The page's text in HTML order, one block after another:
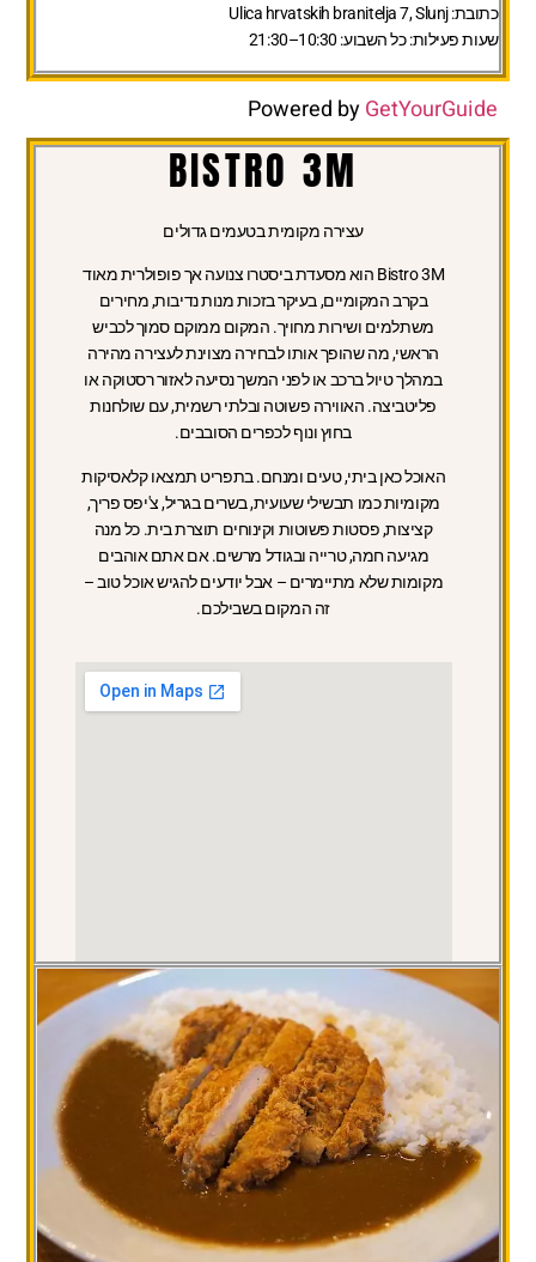
כתובת:Ulica hrvatskih branitelja 7, Slunj
שעות פעילות:כל השבוע: 10:30–21:30
Powered byGetYourGuide
BISTRO 3M
עצירה מקומית בטעמים גדולים
Bistro 3M הוא מסעדת ביסטרו צנועה אך פופולרית מאוד
בקרב המקומיים, בעיקר בזכות מנות נדיבות, מחירים
משתלמים ושירות מחויך. המקום ממוקם סמוך לכביש
הראשי, מה שהופך אותו לבחירה מצוינת לעצירה מהירה
במהלך טיול ברכב או לפני המשך נסיעה לאזור רסטוקה או
פליטביצה. האווירה פשוטה ובלתי רשמית, עם שולחנות
בחוץ ונוף לכפרים הסובבים.
האוכל כאן ביתי, טעים ומנחם. בתפריט תמצאו קלאסיקות
מקומיות כמו תבשילי שעועית, בשרים בגריל, צ'יפס פריך,
קציצות, פסטות פשוטות וקינוחים תוצרת בית. כל מנה
מגיעה חמה, טרייה ובגודל מרשים. אם אתם אוהבים
מקומות שלא מתיימרים – אבל יודעים להגיש אוכל טוב –
זה המקום בשבילכם.